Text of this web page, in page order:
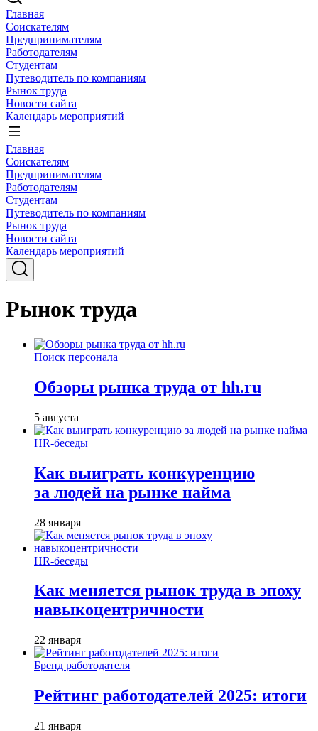
Главная
Соискателям
Предпринимателям
Работодателям
Студентам
Путеводитель по компаниям
Рынок труда
Новости сайта
Календарь мероприятий
Главная
Соискателям
Предпринимателям
Работодателям
Студентам
Путеводитель по компаниям
Рынок труда
Новости сайта
Календарь мероприятий
Рынок труда
Поиск персонала
Обзоры рынка труда от hh.ru
5 августа
HR-беседы
Как выиграть конкуренцию
за людей на рынке найма
28 января
HR-беседы
Как меняется рынок труда в эпоху
навыкоцентричности
22 января
Бренд работодателя
Рейтинг работодателей 2025: итоги
21 января